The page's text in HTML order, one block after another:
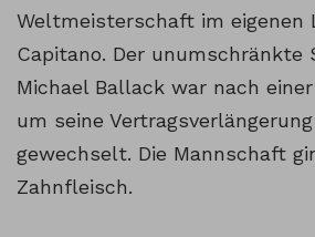
Weltmeisterschaft im eigenen
Capitano. Der unumschränkte
Michael Ballack war nach
um seine
gewechselt. Die Mannschaft
Zahnfleisch.